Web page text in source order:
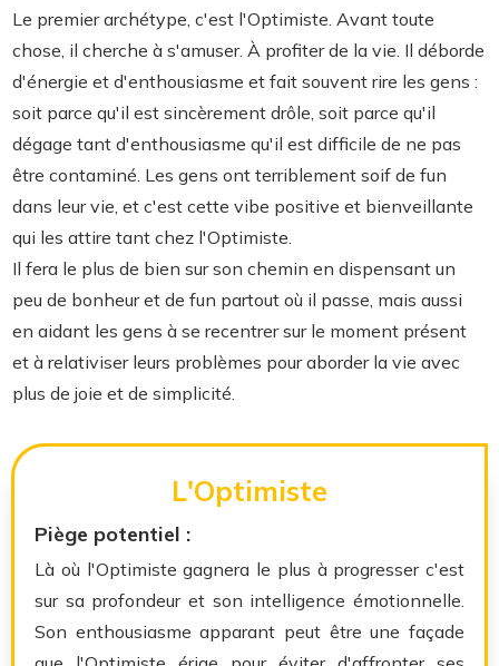
Le premier archétype, c'est l'Optimiste. Avant toute
chose, il cherche à s'amuser. À profiter de la vie. Il déborde
d'énergie et d'enthousiasme et fait souvent rire les gens :
soit parce qu'il est sincèrement drôle, soit parce qu'il
dégage tant d'enthousiasme qu'il est difficile de ne pas
être contaminé. Les gens ont terriblement soif de fun
dans leur vie, et c'est cette vibe positive et bienveillante
qui les attire tant chez l'Optimiste.
Il fera le plus de bien sur son chemin en dispensant un
peu de bonheur et de fun partout où il passe, mais aussi
en aidant les gens à se recentrer sur le moment présent
et à relativiser leurs problèmes pour aborder la vie avec
plus de joie et de simplicité.
L'Optimiste
Piège potentiel :
Là où l'Optimiste gagnera le plus à progresser c'est
sur sa profondeur et son intelligence émotionnelle.
Son enthousiasme apparant peut être une façade